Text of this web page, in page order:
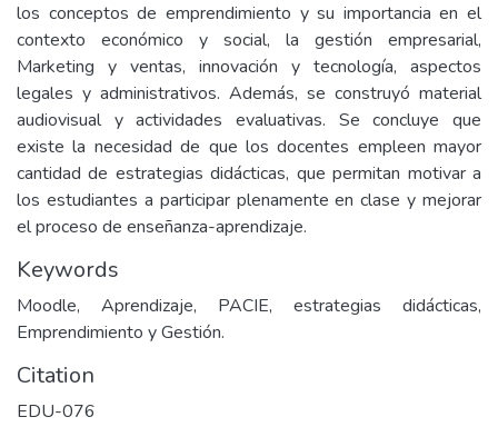
los conceptos de emprendimiento y su importancia en el
contexto económico y social, la gestión empresarial,
Marketing y ventas, innovación y tecnología, aspectos
legales y administrativos. Además, se construyó material
audiovisual y actividades evaluativas. Se concluye que
existe la necesidad de que los docentes empleen mayor
cantidad de estrategias didácticas, que permitan motivar a
los estudiantes a participar plenamente en clase y mejorar
el proceso de enseñanza-aprendizaje.
Keywords
Moodle, Aprendizaje, PACIE, estrategias didácticas,
Emprendimiento y Gestión.
Citation
EDU-076